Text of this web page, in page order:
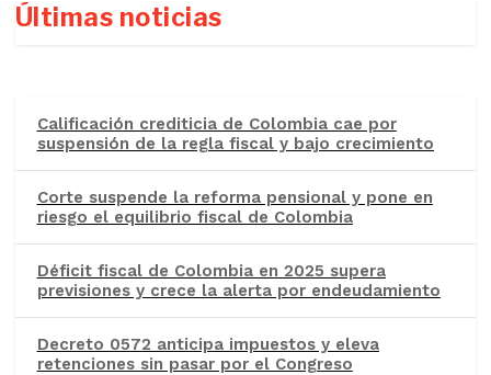
Últimas noticias
Calificación crediticia de Colombia cae por
suspensión de la regla fiscal y bajo crecimiento
Corte suspende la reforma pensional y pone en
riesgo el equilibrio fiscal de Colombia
Déficit fiscal de Colombia en 2025 supera
previsiones y crece la alerta por endeudamiento
Decreto 0572 anticipa impuestos y eleva
retenciones sin pasar por el Congreso